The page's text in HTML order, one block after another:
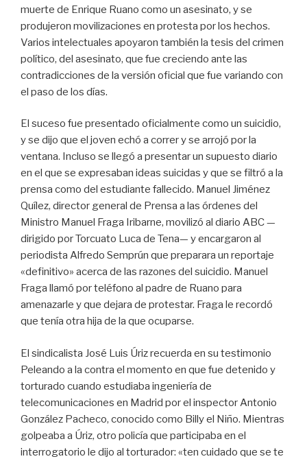
muerte de Enrique Ruano como un asesinato, y se
produjeron movilizaciones en protesta por los hechos.
Varios intelectuales apoyaron también la tesis del crimen
político, del asesinato, que fue creciendo ante las
contradicciones de la versión oficial que fue variando con
el paso de los días.
El suceso fue presentado oficialmente como un suicidio,
y se dijo que el joven echó a correr y se arrojó por la
ventana. Incluso se llegó a presentar un supuesto diario
en el que se expresaban ideas suicidas y que se filtró a la
prensa como del estudiante fallecido. Manuel Jiménez
Quílez, director general de Prensa a las órdenes del
Ministro Manuel Fraga Iribarne, movilizó al diario ABC —
dirigido por Torcuato Luca de Tena— y encargaron al
periodista Alfredo Semprún que preparara un reportaje
«definitivo» acerca de las razones del suicidio. Manuel
Fraga llamó por teléfono al padre de Ruano para
amenazarle y que dejara de protestar. Fraga le recordó
que tenía otra hija de la que ocuparse.
​El sindicalista José Luis Úriz recuerda en su testimonio
Peleando a la contra el momento en que fue detenido y
torturado cuando estudiaba ingeniería de
telecomunicaciones en Madrid por el inspector Antonio
González Pacheco, conocido como Billy el Niño. Mientras
golpeaba a Úriz, otro policía que participaba en el
interrogatorio le dijo al torturador: «ten cuidado que se te